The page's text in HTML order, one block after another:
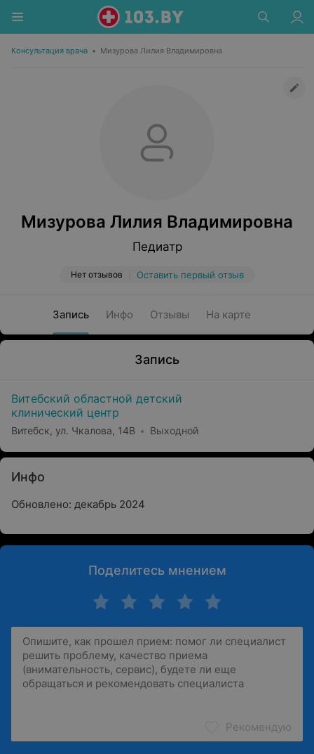
Консультация врача • Мизурова Лилия Владимировна
Мизурова Лилия Владимировна
Педиатр
Нет отзывов Оставить первый отзыв
Запись Инфо Отзывы На карте
Запись
Витебский областной детский
клинический центр
Витебск, ул. Чкалова, 14В Выходной
Инфо
Обновлено: декабрь 2024
Поделитесь мнением
Рекомендую